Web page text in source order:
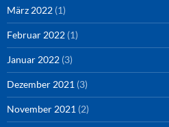
März 2022 (1)
Februar 2022 (1)
Januar 2022 (3)
Dezember 2021 (3)
November 2021 (2)